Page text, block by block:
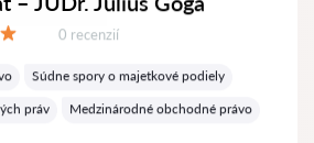
Recenzií:
0 recenzií
Súdne spory o majetkové podiely
práv
Medzinárodné obchodné právo